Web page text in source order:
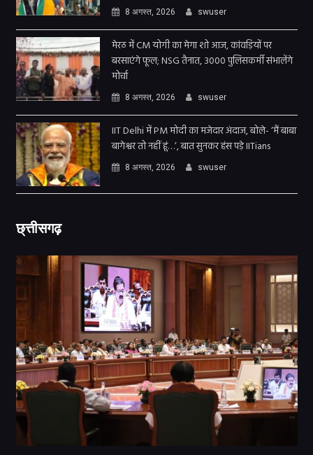
8 अगस्त, 2026 swuser
मेरठ में CM योगी का मेगा शो आज, कांवड़ियों पर
बरसाएंगे फूल; NSG तैनात, 3000 पुलिसकर्मी संभालेंगे
मोर्चा
8 अगस्त, 2026 swuser
IIT Delhi में PM मोदी का मजेदार अंदाज, बोले- ‘मैं बाबा
बागेश्वर तो नहीं हूं…’, बात सुनकर हंस पड़े IITians
8 अगस्त, 2026 swuser
छ्त्तीसगढ़